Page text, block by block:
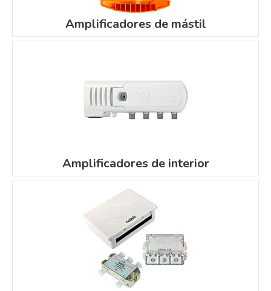
Amplificadores de mástil
Amplificadores de interior